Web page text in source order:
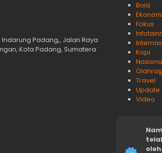
Indarung Padang,, Jalan Raya
Kota Padang, Sumatera
Bola
Fokus
Kopi
Travel
Update
Video